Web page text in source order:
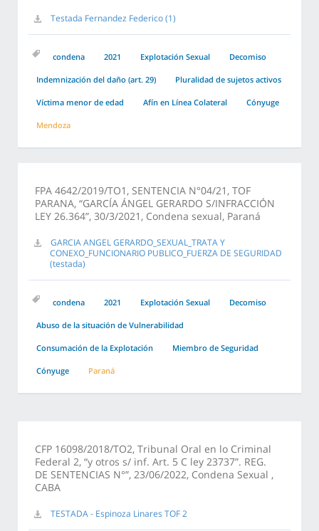
Testada Fernandez Federico (1)
condena 2021 Explotación Sexual Decomiso
Indemnización del daño (art. 29) Pluralidad de sujetos activos
Víctima menor de edad Afín en Línea Colateral Cónyuge
Mendoza
FPA 4642/2019/TO1, SENTENCIA N°04/21, TOF
PARANA, “GARCÍA ÁNGEL GERARDO S/INFRACCIÓN
LEY 26.364”, 30/3/2021, Condena sexual, Paraná
GARCIA ANGEL GERARDO_SEXUAL_TRATA Y
CONEXO_FUNCIONARIO PUBLICO_FUERZA DE SEGURIDAD
(testada)
condena 2021 Explotación Sexual Decomiso
Abuso de la situación de Vulnerabilidad
Consumación de la Explotación Miembro de Seguridad
Cónyuge Paraná
CFP 16098/2018/TO2, Tribunal Oral en lo Criminal
Federal 2, “y otros s/ inf. Art. 5 C ley 23737”. REG.
DE SENTENCIAS N°”, 23/06/2022, Condena Sexual ,
CABA
TESTADA - Espinoza Linares TOF 2